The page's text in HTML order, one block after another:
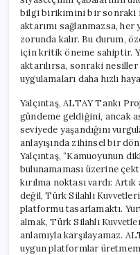
bilgi birikimini bir sonraki
aktarımı sağlanmazsa, her
zorunda kalır. Bu durum,
için kritik öneme sahiptir.
aktarılırsa, sonraki
uygulamaları daha hızlı
Yalçıntaş, ALTAY Tankı
gündeme geldiğini, ancak
seviyede yaşandığını
anlayışında zihinsel bir
Yalçıntaş, “Kamuoyunun
bulunamaması üzerine
kırılma noktası vardı:
değil, Türk Silahlı
platformu tasarlamaktı.
almak, Türk Silahlı
anlamıyla karşılayamaz.
uygun platformlar